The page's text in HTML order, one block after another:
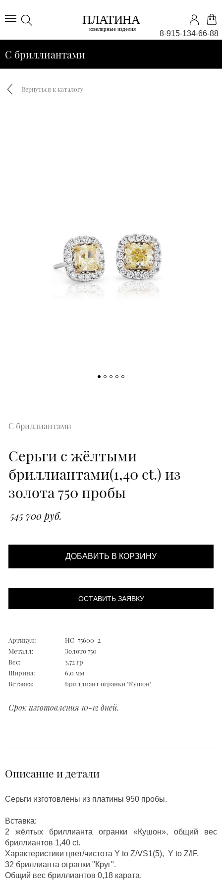
8-915-134-66-88
С бриллиантами
Вернуться к каталогу
С бриллиантами
Серьги с жёлтыми
бриллиантами(1,40 ct.) из
золота 750 пробы
545 700 руб.
ДОБАВИТЬ В КОРЗИНУ
ОСТАВИТЬ ЗАЯВКУ
Артикул:
НС-75600-2
Металл:
Золото 750
Вес:
3,72 гр
Ширина:
6,0 мм
Вставка:
Бриллиант огранки "Кушон"
Срок изготовления 10-12 дней.
Описание и детали
Серьги изготовлены из платины 950 пробы.
Вставка:
2 жёлтых бриллианта огранки «Кушон», общий вес
бриллиантов 1,40 ct.
Характеристики цвет/чистота Y to Z/VS1(5), Y to Z/IF.
32 бриллианта огранки "Круг".
Общий вес бриллиантов 0,18 карата.